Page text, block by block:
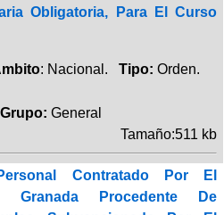
Obligatoria, Para El Curso
: Nacional. Tipo: Orden.
General
Tamaño:511 kb
Contratado Por El
Granada Procedente De